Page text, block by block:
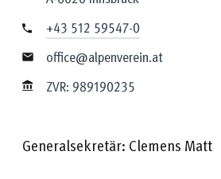
+43 512 59547-0
office@alpenverein.at
ZVR: 989190235
Generalsekretär: Clemens Matt